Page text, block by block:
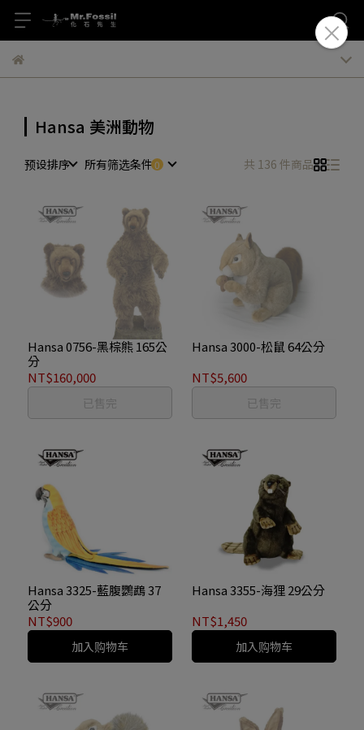
Hansa 美洲動物
预设排序 所有筛选条件 共 136 件商品
Hansa 0756-黑棕熊 165公
分
NT$160,000
已售完
Hansa 3000-松鼠 64公分
NT$5,600
已售完
Hansa 3325-藍腹鸚鵡 37
公分
NT$900
加入购物车
Hansa 3355-海狸 29公分
NT$1,450
加入购物车